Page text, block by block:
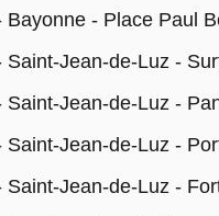
Bayonne - Place Paul
Saint-Jean-de-Luz -
Saint-Jean-de-Luz -
Saint-Jean-de-Luz -
Saint-Jean-de-Luz -